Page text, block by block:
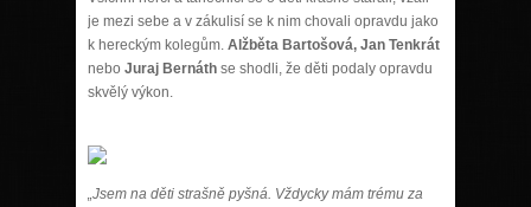
je mezi sebe a v zákulisí se k nim chovali opravdu jako
k hereckým kolegům. Alžběta Bartošová, Jan Tenkrát
nebo Juraj Bernáth se shodli, že děti podaly opravdu
skvělý výkon.
„Jsem na děti strašně pyšná. Vždycky mám trému za